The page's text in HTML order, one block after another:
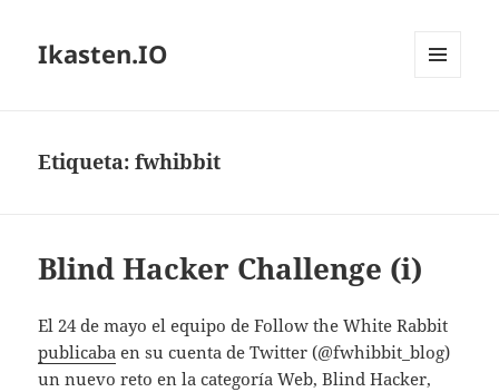
Ikasten.IO
Etiqueta:fwhibbit
Blind Hacker Challenge (i)
El 24 de mayo el equipo de Follow the White Rabbit
publicaba en su cuenta de Twitter (@fwhibbit_blog)
un nuevo reto en la categoría Web, Blind Hacker,